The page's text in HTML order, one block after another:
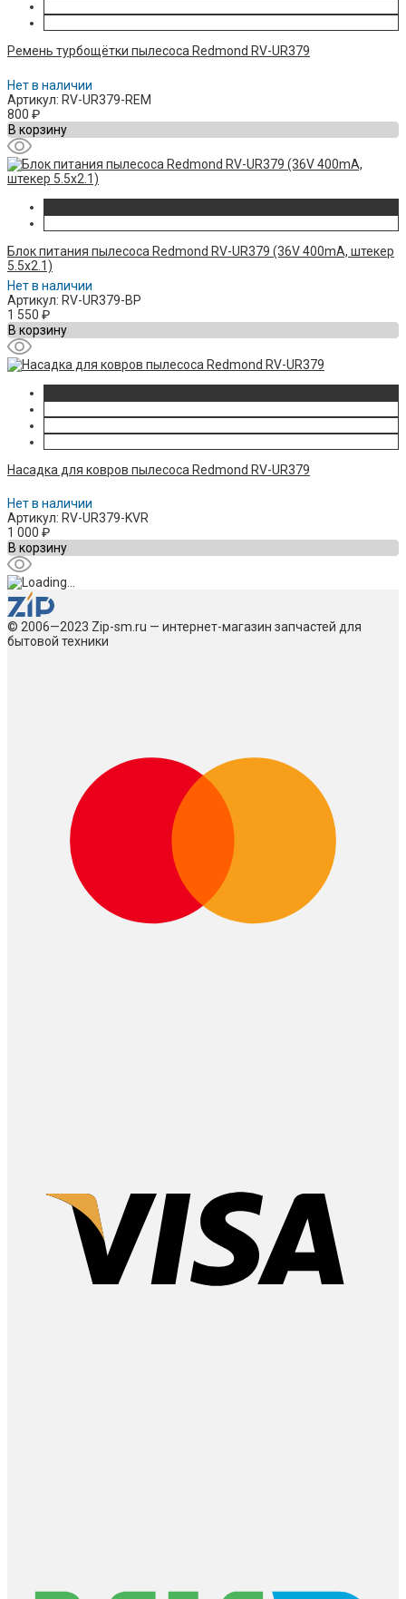
Ремень турбощётки пылесоса Redmond RV-UR379
Нет в наличии
Артикул: RV-UR379-REM
800 ₽
В корзину
Блок питания пылесоса Redmond RV-UR379 (36V 400mA, штекер
5.5х2.1)
Нет в наличии
Артикул: RV-UR379-BP
1 550 ₽
В корзину
Насадка для ковров пылесоса Redmond RV-UR379
Нет в наличии
Артикул: RV-UR379-KVR
1 000 ₽
В корзину
© 2006—2023 Zip-sm.ru — интернет-магазин запчастей для
бытовой техники